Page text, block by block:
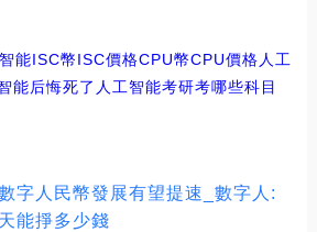
能ISC幣ISC價格CPU幣CPU價格人工
能后悔死了 人工智能考研考哪些科目
字人民幣發展有望提速_數字人:
能掙多少錢